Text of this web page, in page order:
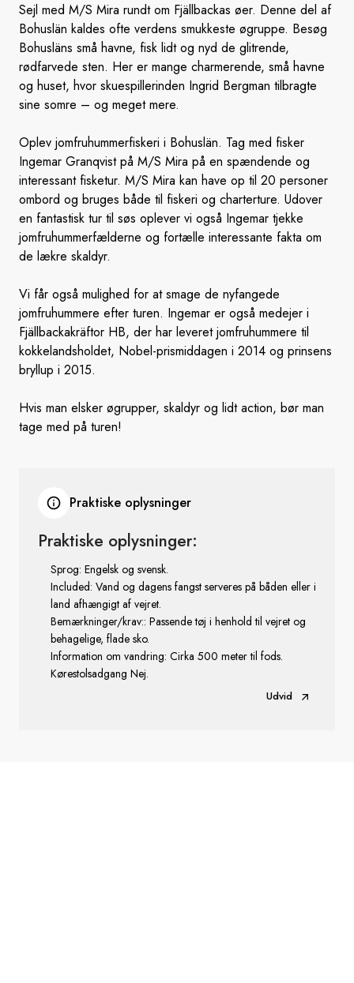
Sejl med M/S Mira rundt om Fjällbackas øer. Denne del af
Bohuslän kaldes ofte verdens smukkeste øgruppe. Besøg
Bohusläns små havne, fisk lidt og nyd de glitrende,
rødfarvede sten. Her er mange charmerende, små havne
og huset, hvor skuespillerinden Ingrid Bergman tilbragte
sine somre – og meget mere.
Oplev jomfruhummerfiskeri i Bohuslän. Tag med fisker
Ingemar Granqvist på M/S Mira på en spændende og
interessant fisketur. M/S Mira kan have op til 20 personer
ombord og bruges både til fiskeri og charterture. Udover
en fantastisk tur til søs oplever vi også Ingemar tjekke
jomfruhummerfælderne og fortælle interessante fakta om
de lækre skaldyr.
Vi får også mulighed for at smage de nyfangede
jomfruhummere efter turen. Ingemar er også medejer i
Fjällbackakräftor HB, der har leveret jomfruhummere til
kokkelandsholdet, Nobel-prismiddagen i 2014 og prinsens
bryllup i 2015.
Hvis man elsker øgrupper, skaldyr og lidt action, bør man
tage med på turen!
Praktiske oplysninger
Praktiske oplysninger:
Sprog: Engelsk og svensk.
Included: Vand og dagens fangst serveres på båden eller i
land afhængigt af vejret.
Bemærkninger/krav:: Passende tøj i henhold til vejret og
behagelige, flade sko.
Information om vandring: Cirka 500 meter til fods.
Kørestolsadgang Nej.
Udvid